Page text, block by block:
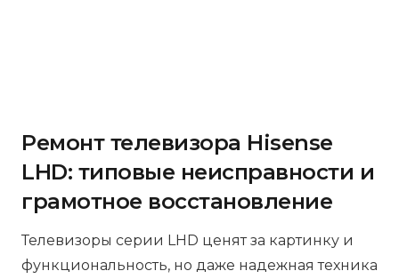
Ремонт телевизора Hisense
LHD: типовые неисправности и
грамотное восстановление
Телевизоры серии LHD ценят за картинку и
функциональность, но даже надежная техника